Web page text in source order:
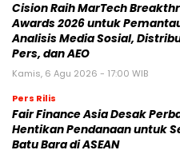
Cision Raih MarTech
Awards 2026 untuk
Analisis Media Sosial,
Pers, dan AEO
Kamis, 6 Agu 2026 - 17:00 WIB
Pers Rilis
Fair Finance Asia Desak
Hentikan Pendanaan untuk
Batu Bara di ASEAN